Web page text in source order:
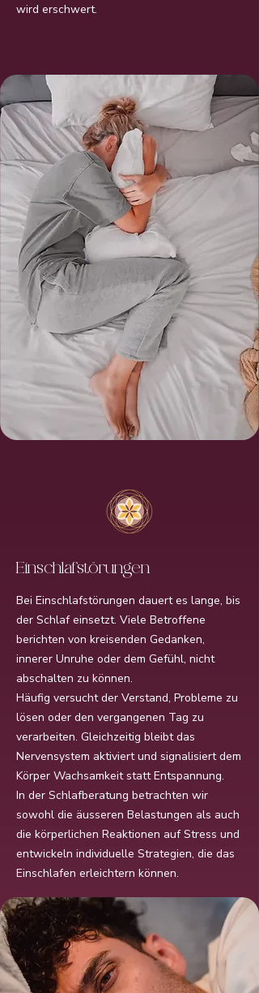
wird erschwert.
Einschlafstörungen
Bei Einschlafstörungen dauert es lange, bis
der Schlaf einsetzt. Viele Betroffene
berichten von kreisenden Gedanken,
innerer Unruhe oder dem Gefühl, nicht
abschalten zu können.
Häufig versucht der Verstand, Probleme zu
lösen oder den vergangenen Tag zu
verarbeiten. Gleichzeitig bleibt das
Nervensystem aktiviert und signalisiert dem
Körper Wachsamkeit statt Entspannung.
In der Schlafberatung betrachten wir
sowohl die äusseren Belastungen als auch
die körperlichen Reaktionen auf Stress und
entwickeln individuelle Strategien, die das
Einschlafen erleichtern können.